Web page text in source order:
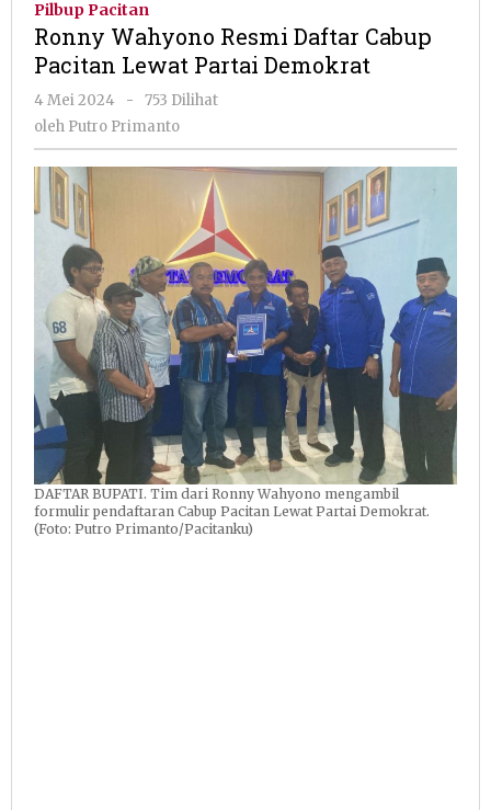
Cabup
Pacitan
Pilbup Pacitan
Ronny Wahyono Resmi Daftar Cabup
Pacitan Lewat Partai Demokrat
4 Mei 2024
oleh
Putro
-
753 Dilihat
oleh Putro Primanto
DAFTAR BUPATI. Tim dari Ronny Wahyono mengambil
formulir pendaftaran Cabup Pacitan Lewat Partai Demokrat.
(Foto: Putro Primanto/Pacitanku)